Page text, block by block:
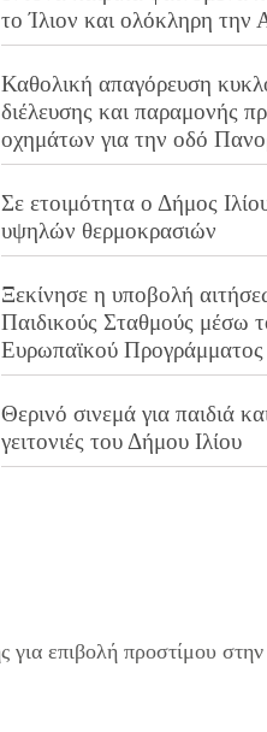
το Ίλιον και ολόκληρη την
Καθολική απαγόρευση
διέλευσης και παραμονής
οχημάτων για την οδό
Σε ετοιμότητα ο Δήμος
υψηλών θερμοκρασιών
Ξεκίνησε η υποβολή
Παιδικούς Σταθμούς μέσω
Ευρωπαϊκού
Θερινό σινεμά για παιδιά
γειτονιές του Δήμου Ιλίου